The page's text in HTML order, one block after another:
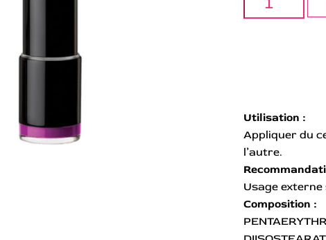
Utilisation :
Appliquer du
l’autre.
Usage
Composition :